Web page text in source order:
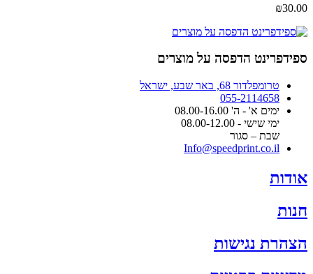
בעמוד
המוצר
₪30.00
ספידפרינט הדפסה על מוצרים
טרומפלדור 68, באר שבע, ישראל
055-2114658
ימים א' - ה' 08.00-16.00
ימי שישי - 08.00-12.00
שבת – סגור
Info@speedprint.co.il
אודות
חנות
הצהרת נגישות